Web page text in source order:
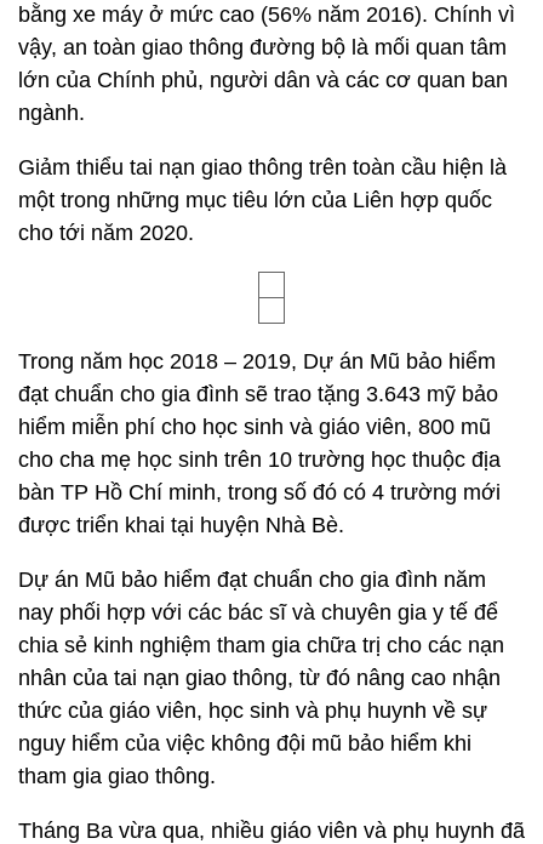
bằng xe máy ở mức cao (56% năm 2016). Chính vì
vậy, an toàn giao thông đường bộ là mối quan tâm
lớn của Chính phủ, người dân và các cơ quan ban
ngành.
Giảm thiểu tai nạn giao thông trên toàn cầu hiện là
một trong những mục tiêu lớn của Liên hợp quốc
cho tới năm 2020.
Trong năm học 2018 – 2019, Dự án Mũ bảo hiểm
đạt chuẩn cho gia đình sẽ trao tặng 3.643 mỹ bảo
hiểm miễn phí cho học sinh và giáo viên, 800 mũ
cho cha mẹ học sinh trên 10 trường học thuộc địa
bàn TP Hồ Chí minh, trong số đó có 4 trường mới
được triển khai tại huyện Nhà Bè.
Dự án Mũ bảo hiểm đạt chuẩn cho gia đình năm
nay phối hợp với các bác sĩ và chuyên gia y tế để
chia sẻ kinh nghiệm tham gia chữa trị cho các nạn
nhân của tai nạn giao thông, từ đó nâng cao nhận
thức của giáo viên, học sinh và phụ huynh về sự
nguy hiểm của việc không đội mũ bảo hiểm khi
tham gia giao thông.
Tháng Ba vừa qua, nhiều giáo viên và phụ huynh đã